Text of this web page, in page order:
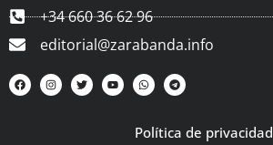
+34 660 36 62 96
editorial@zarabanda.info
Política de privacidad